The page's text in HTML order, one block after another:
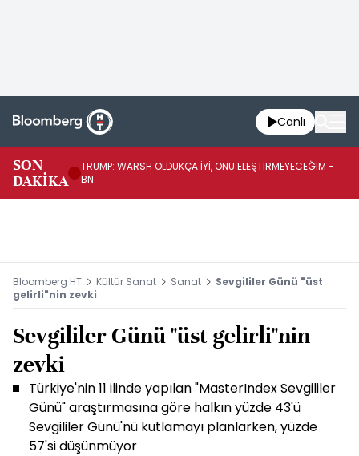
Canlı
SON
DAKİKA
TRUMP: WARSH OLDUKÇA İYİ, ONU ELEŞTİRMEYECEĞİM -
BN
Bloomberg HT Kültür Sanat Sanat
Sevgililer Günü "üst
gelirli"nin zevki
Sevgililer Günü "üst gelirli"nin
zevki
Türkiye'nin 11 ilinde yapılan "MasterIndex Sevgililer
Günü" araştırmasına göre halkın yüzde 43'ü
Sevgililer Günü'nü kutlamayı planlarken, yüzde
57'si düşünmüyor